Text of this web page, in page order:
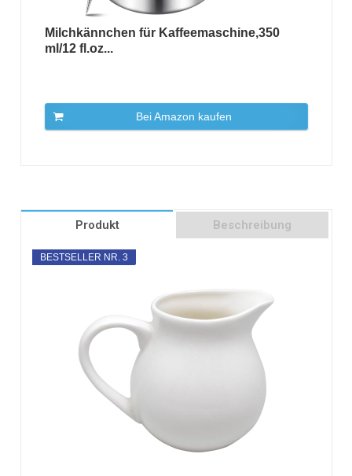
Milchkännchen für Kaffeemaschine,350
ml/12 fl.oz...
Bei Amazon kaufen
Produkt Beschreibung
BESTSELLER NR. 3